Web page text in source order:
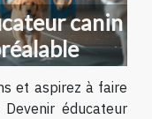
canin
et aspirez à faire
éducateur